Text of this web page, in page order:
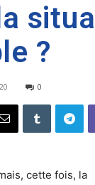
?
0
cette fois, la